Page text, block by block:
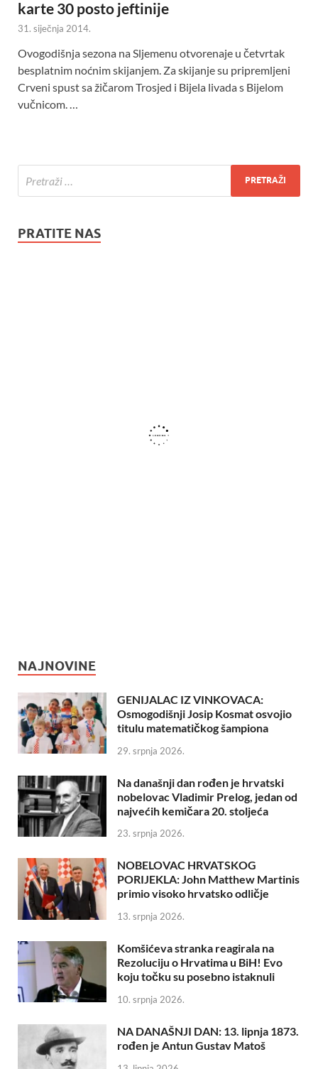
karte 30 posto jeftinije
31. siječnja 2014.
Ovogodišnja sezona na Sljemenu otvorenaje u četvrtak
besplatnim noćnim skijanjem. Za skijanje su pripremljeni
Crveni spust sa žičarom Trosjed i Bijela livada s Bijelom
vučnicom. …
PRATITE NAS
NAJNOVINE
GENIJALAC IZ VINKOVACA:
Osmogodišnji Josip Kosmat osvojio
titulu matematičkog šampiona
29. srpnja 2026.
Na današnji dan rođen je hrvatski
nobelovac Vladimir Prelog, jedan od
najvećih kemičara 20. stoljeća
23. srpnja 2026.
NOBELOVAC HRVATSKOG
PORIJEKLA: John Matthew Martinis
primio visoko hrvatsko odličje
13. srpnja 2026.
Komšićeva stranka reagirala na
Rezoluciju o Hrvatima u BiH! Evo
koju točku su posebno istaknuli
10. srpnja 2026.
NA DANAŠNJI DAN: 13. lipnja 1873.
rođen je Antun Gustav Matoš